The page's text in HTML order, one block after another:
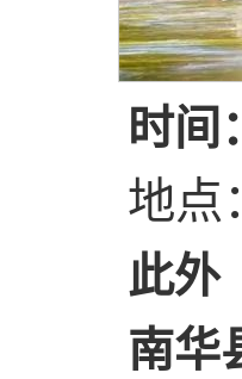
时间
地点
此外
南华